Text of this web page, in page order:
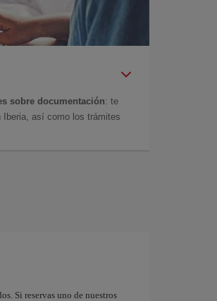
sobre documentación: te
Iberia, así como los trámites
Si reservas uno de nuestros